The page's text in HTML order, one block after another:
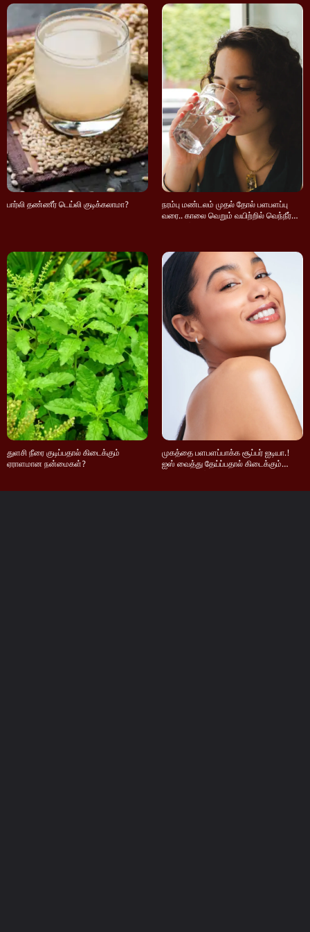
பார்லி தண்ணீர் டெய்லி குடிக்கலாமா?
நரம்பு மண்டலம் முதல் தோல் பளபளப்பு
வரை.. காலை வெறும் வயிற்றில் வெந்நீர்
துளசி நீரை குடிப்பதால் கிடைக்கும்
ஏராளமான நன்மைகள்?
முகத்தை பளபளப்பாக்க சூப்பர் ஐடியா.!
ஐஸ் வைத்து தேய்ப்பதால் கிடைக்கும்